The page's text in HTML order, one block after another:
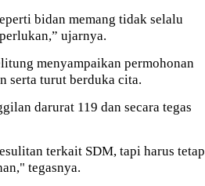
bidan memang tidak selalu
ujarnya.
menyampaikan permohonan
serta turut berduka cita.
darurat 119 dan secara tegas
terkait SDM, tapi harus tetap
tegasnya.